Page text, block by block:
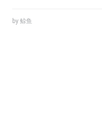
by 鲸鱼